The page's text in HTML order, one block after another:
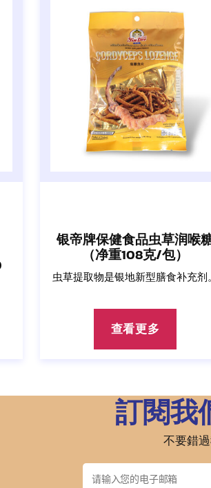
银帝牌保健食品虫草润喉
（净重108克/包）
虫草提取物是银地新型膳食补充剂。
查看更多
訂閱我
不要錯